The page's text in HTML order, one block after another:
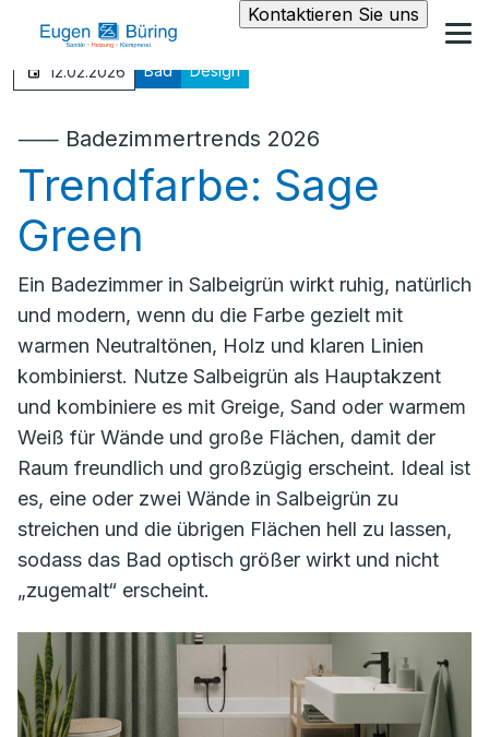
Kontaktieren Sie uns
12.02.2026 Bad Design
⸺ Badezimmertrends 2026
Trendfarbe: Sage
Green
Ein Badezimmer in Salbeigrün wirkt ruhig, natürlich
und modern, wenn du die Farbe gezielt mit
warmen Neutraltönen, Holz und klaren Linien
kombinierst. Nutze Salbeigrün als Hauptakzent
und kombiniere es mit Greige, Sand oder warmem
Weiß für Wände und große Flächen, damit der
Raum freundlich und großzügig erscheint. Ideal ist
es, eine oder zwei Wände in Salbeigrün zu
streichen und die übrigen Flächen hell zu lassen,
sodass das Bad optisch größer wirkt und nicht
„zugemalt“ erscheint.